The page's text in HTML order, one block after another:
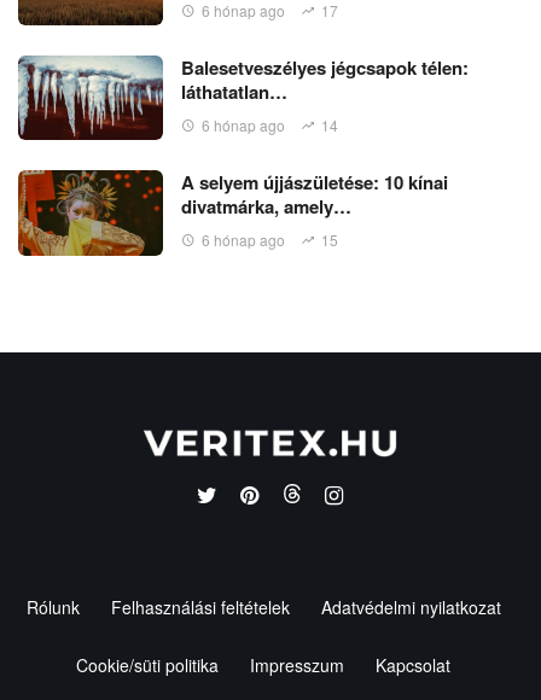
6 hónap ago 17
Balesetveszélyes jégcsapok télen:
láthatatlan…
6 hónap ago 14
A selyem újjászületése: 10 kínai
divatmárka, amely…
6 hónap ago 15
Rólunk Felhasználási feltételek Adatvédelmi nyilatkozat
Cookie/süti politika Impresszum Kapcsolat